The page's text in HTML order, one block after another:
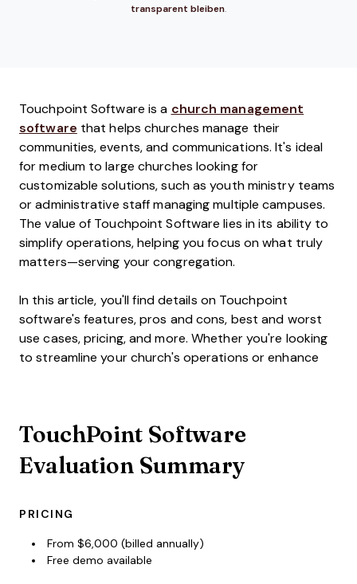
transparent bleiben.
Touchpoint Software is a church management
software that helps churches manage their
communities, events, and communications. It's ideal
for medium to large churches looking for
customizable solutions, such as youth ministry teams
or administrative staff managing multiple campuses.
The value of Touchpoint Software lies in its ability to
simplify operations, helping you focus on what truly
matters—serving your congregation.
In this article, you'll find details on Touchpoint
software's features, pros and cons, best and worst
use cases, pricing, and more. Whether you're looking
to streamline your church's operations or enhance
TouchPoint Software
Evaluation Summary
PRICING
From $6,000 (billed annually)
Free demo available